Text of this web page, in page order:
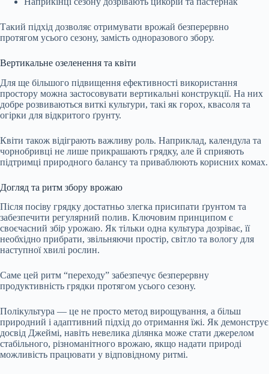
Такий підхід дозволяє отримувати врожай безперервно
протягом усього сезону, замість одноразового збору.
Вертикальне озеленення та квіти
Для ще більшого підвищення ефективності використання
простору можна застосовувати вертикальні конструкції. На них
добре розвиваються виткі культури, такі як горох, квасоля та
огірки для відкритого ґрунту.
Квіти також відіграють важливу роль. Наприклад, календула та
чорнобривці не лише прикрашають грядку, але й сприяють
підтримці природного балансу та приваблюють корисних комах.
Догляд та ритм збору врожаю
Після посіву грядку достатньо злегка присипати ґрунтом та
забезпечити регулярний полив. Ключовим принципом є
своєчасний збір урожаю. Як тільки одна культура дозріває, її
необхідно прибрати, звільняючи простір, світло та вологу для
наступної хвилі рослин.
Саме цей ритм “переходу” забезпечує безперервну
продуктивність грядки протягом усього сезону.
Полікультура — це не просто метод вирощування, а більш
природний і адаптивний підхід до отримання їжі. Як демонструє
досвід Джеймі, навіть невелика ділянка може стати джерелом
стабільного, різноманітного врожаю, якщо надати природі
можливість працювати у відповідному ритмі.